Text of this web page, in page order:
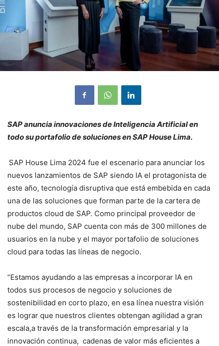
SAP anuncia innovaciones de Inteligencia Artificial en
todo su portafolio de soluciones en SAP House Lima.
SAP House Lima 2024 fue el escenario para anunciar los
nuevos lanzamientos de SAP siendo IA el protagonista de
este año, tecnología disruptiva que está embebida en cada
una de las soluciones que forman parte de la cartera de
productos cloud de SAP. Como principal proveedor de
nube del mundo, SAP cuenta con más de 300 millones de
usuarios en la nube y el mayor portafolio de soluciones
cloud para todas las líneas de negocio.
“Estamos ayudando a las empresas a incorporar IA en
todos sus procesos de negocio y soluciones de
sostenibilidad en corto plazo, en esa línea nuestra visión
es lograr que nuestros clientes obtengan agilidad a gran
escala,a través de la transformación empresarial y la
innovación continua, cadenas de valor más eficientes a